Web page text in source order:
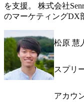
を支援。 株式会社
のマーケティングDX
松原 慧
スプリ
アカウ